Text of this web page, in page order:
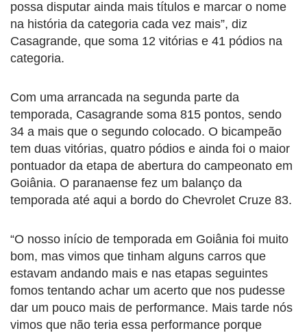
possa disputar ainda mais títulos e marcar o nome
na história da categoria cada vez mais”, diz
Casagrande, que soma 12 vitórias e 41 pódios na
categoria.
Com uma arrancada na segunda parte da
temporada, Casagrande soma 815 pontos, sendo
34 a mais que o segundo colocado. O bicampeão
tem duas vitórias, quatro pódios e ainda foi o maior
pontuador da etapa de abertura do campeonato em
Goiânia. O paranaense fez um balanço da
temporada até aqui a bordo do Chevrolet Cruze 83.
“O nosso início de temporada em Goiânia foi muito
bom, mas vimos que tinham alguns carros que
estavam andando mais e nas etapas seguintes
fomos tentando achar um acerto que nos pudesse
dar um pouco mais de performance. Mais tarde nós
vimos que não teria essa performance porque